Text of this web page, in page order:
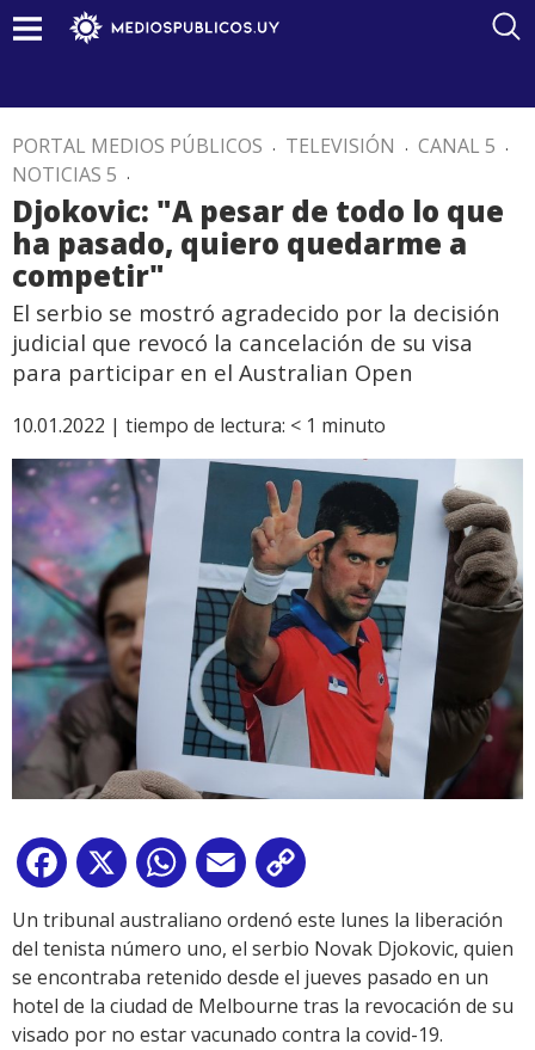
PORTAL MEDIOS PÚBLICOS . TELEVISIÓN . CANAL 5 .
NOTICIAS 5 .
Djokovic: "A pesar de todo lo que
ha pasado, quiero quedarme a
competir"
El serbio se mostró agradecido por la decisión
judicial que revocó la cancelación de su visa
para participar en el Australian Open
10.01.2022 | tiempo de lectura: < 1 minuto
Facebook
X WhatsApp
Email
Link
Un tribunal australiano ordenó este lunes la liberación
del tenista número uno, el serbio Novak Djokovic, quien
se encontraba retenido desde el jueves pasado en un
hotel de la ciudad de Melbourne tras la revocación de su
visado por no estar vacunado contra la covid-19.